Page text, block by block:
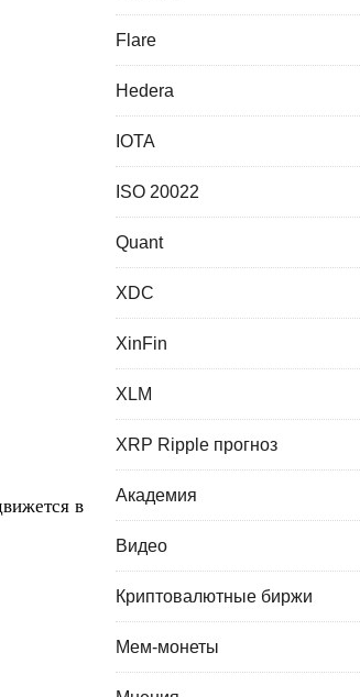
в
Flare
Hedera
IOTA
ISO 20022
Quant
XDC
XinFin
XLM
XRP Ripple прогноз
Академия
Видео
Криптовалютные биржи
Мем-монеты